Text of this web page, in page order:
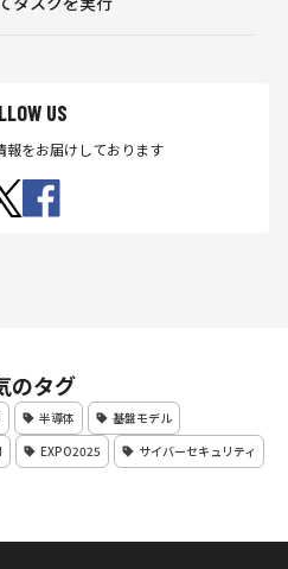
US
報をお届けしております
のタグ
半導体
基盤モデル
EXPO2025
サイバーセキュリティ